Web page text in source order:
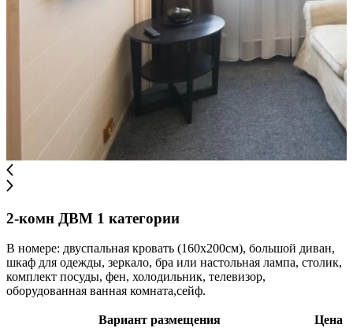
2-комн ДВМ 1 категории
В номере: двуспальная кровать (160х200см), большой диван,
шкаф для одежды, зеркало, бра или настольная лампа, столик,
комплект посуды, фен, холодильник, телевизор,
оборудованная ванная комната,сейф.
Вариант размещения
Цена